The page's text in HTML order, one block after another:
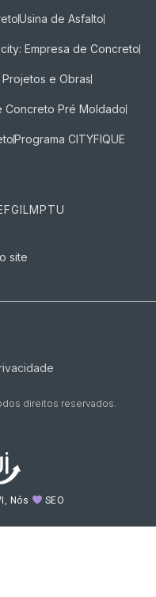
Usina de Asfalto
Empresa de Concreto
e Obras
Concreto Pré Moldado
Programa CITYFIQUE
FGILMPTU
site
direitos reservados.
Nós SEO